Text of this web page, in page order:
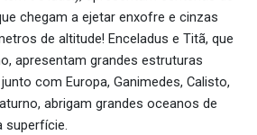
chegam a ejetar enxofre e cinzas
de altitude! Enceladus e Titã, que
apresentam grandes estruturas
junto com Europa, Ganimedes, Calisto,
abrigam grandes oceanos de
superfície.